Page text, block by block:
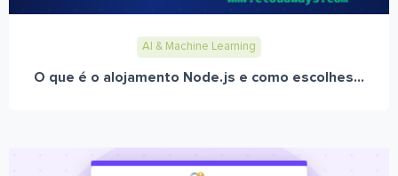
AI & Machine Learning
O que é o alojamento Node.js e como escolhes...